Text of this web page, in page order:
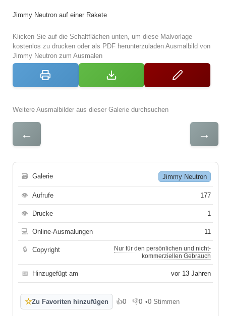
Jimmy Neutron auf einer Rakete
Klicken Sie auf die Schaltflächen unten, um diese Malvorlage
kostenlos zu drucken oder als PDF herunterzuladen Ausmalbild von
Jimmy Neutron zum Ausmalen
Weitere Ausmalbilder aus dieser Galerie durchsuchen
← →
🗃 Galerie Jimmy Neutron
👁 Aufrufe 177
👁 Drucke 1
💻 Online-Ausmalungen 11
🔒 Copyright
Nur für den persönlichen und nicht-
kommerziellen Gebrauch
📅 Hinzugefügt am vor 13 Jahren
☆Zu Favoriten hinzufügen 👍0
Gefällt mir
👎0
Gefällt mir nicht
•0 Stimmen